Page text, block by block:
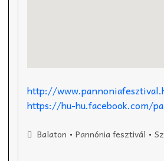
http://
https://hu-hu.facebook.com/
Balaton • Pannónia fesztivál •